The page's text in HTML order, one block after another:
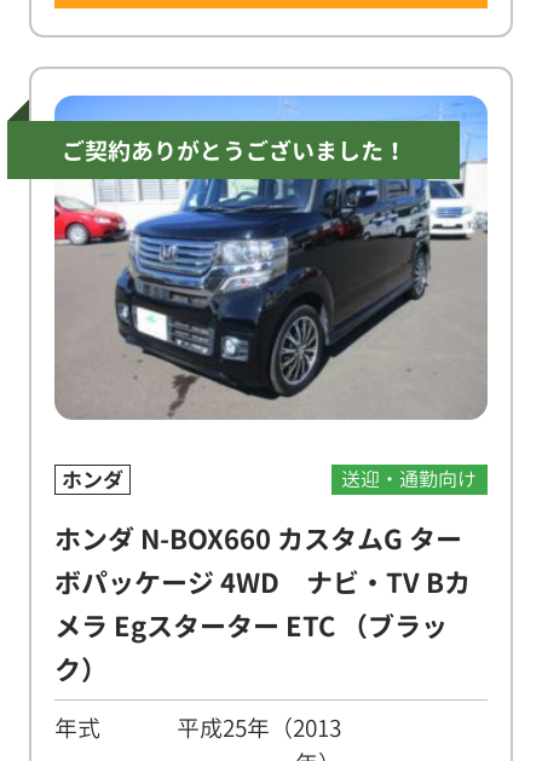
ご契約ありがとうございました！
ホンダ 送迎・通勤向け
ホンダ N-BOX660 カスタムG ター
ボパッケージ 4WD ナビ・TV Bカ
メラ Egスターター ETC （ブラッ
ク）
年式
平成25年（2013